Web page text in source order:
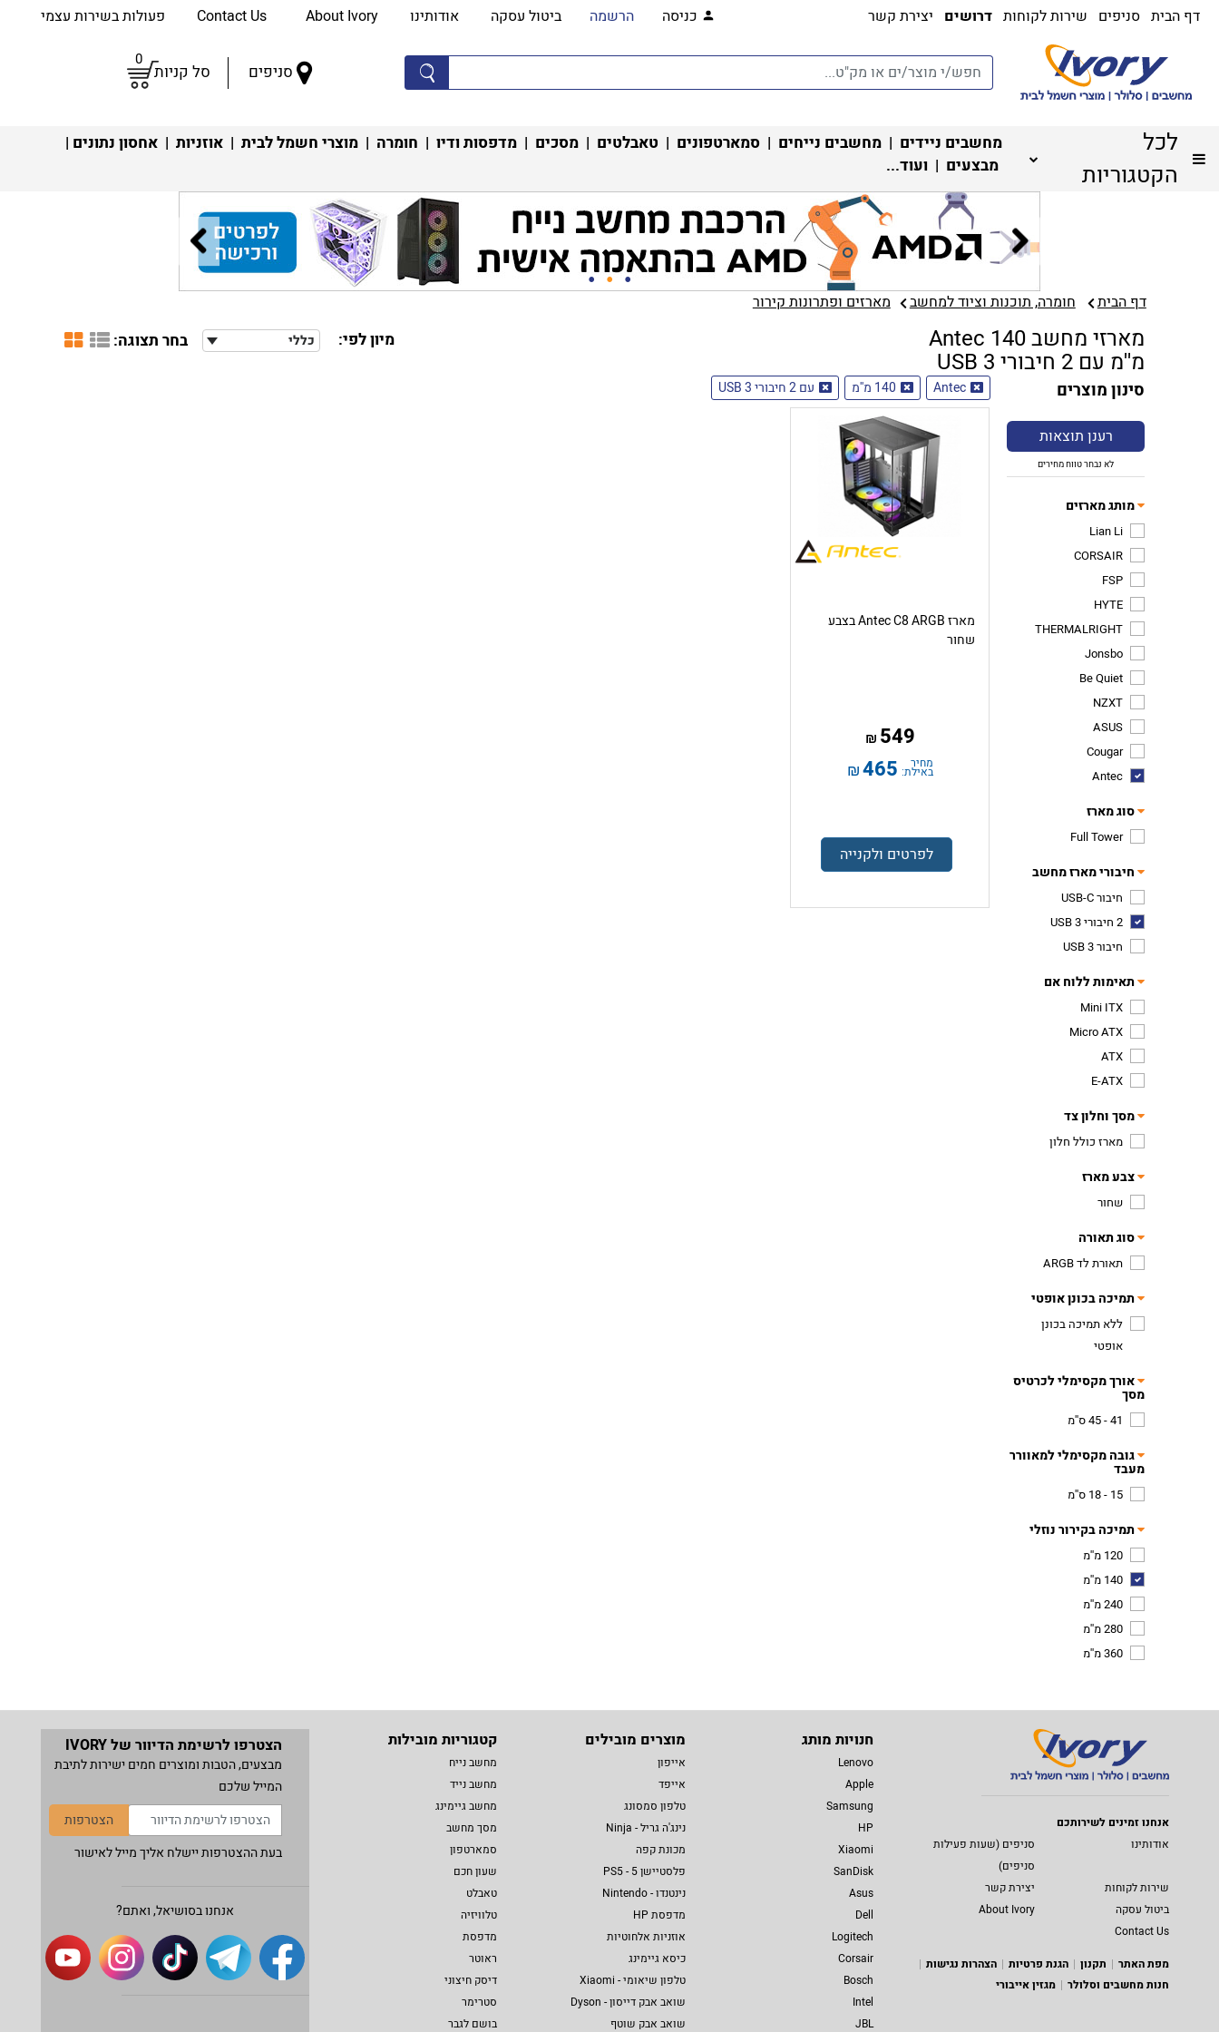
דף הבית סניפים שירות לקוחות דרושים יצירת קשר כניסה הרשמה ביטול עסקה אודותינו About Ivory פעולות בשירות עצמי
סניפים סל קניות
0
לכל
הקטגוריות
מחשבים ניידים | מחשבים נייחים | סמארטפונים | טאבלטים | מסכים | מדפסות ודיו | חומרה | מוצרי חשמל לבית | אוזניות | אחסון נתונים |
מבצעים | ועוד...
דף הבית חומרה, תוכנות וציוד למחשב מארזים ופתרונות קירור‏
מארזי מחשב Antec 140
מ''מ עם 2 חיבורי USB 3
מיון לפי: כללי בחר תצוגה:
סינון מוצרים
רענן תוצאות
לא נבחר טווח מחירים
מותג מארזים
Lian Li
CORSAIR
FSP
HYTE
THERMALRIGHT
Jonsbo
Be Quiet
NZXT
ASUS
Cougar
Antec
סוג מארז
Full Tower
חיבורי מארז מחשב
חיבור USB-C
2 חיבורי USB 3
חיבור USB 3
תאימות ללוח אם
Mini ITX
Micro ATX
ATX
E-ATX
מסך וחלון צד
מארז כולל חלון
צבע מארז
שחור
סוג תאורה
תאורת לד ARGB
תמיכה בכונן אופטי
ללא תמיכה בכונן
אופטי
אורך מקסימלי לכרטיס
מסך
41 - 45 ס''מ
גובה מקסימלי למאוורר
מעבד
15 - 18 ס''מ
תמיכה בקירור נוזלי
120 מ''מ
140 מ''מ
240 מ''מ
280 מ''מ
360 מ''מ
Antec 140 מ''מ עם 2 חיבורי USB 3
מארז Antec C8 ARGB בצבע
שחור
549
₪
מחיר
באילת: 465
₪
לפרטים ולקנייה
אנחנו זמינים לשירותכם
אודותינו
סניפים (שעות פעילות
סניפים)
שירות לקוחות
יצירת קשר
ביטול עסקה
About Ivory
Contact Us
מפת האתר
תקנון הגנת פרטיות
הצהרות נגישות
חנות מחשבים וסלולר
מגזין אייבורי
חנויות מותג
Lenovo
Apple
Samsung
HP
Xiaomi
SanDisk
Asus
Dell
Logitech
Corsair
Bosch
Intel
JBL
מוצרים מובילים
אייפון
אייפד
טלפון סמסונג
נינג'ה גריל - Ninja
מכונת קפה
פלסטיישן 5 - PS5
נינטנדו - Nintendo
מדפסת HP
אוזניות אלחוטיות
כיסא גיימינג
טלפון שיאומי - Xiaomi
שואב אבק דייסון - Dyson
שואב אבק שוטף
קטגוריות מובילות
מחשב נייח
מחשב נייד
מחשב גיימינג
מסך מחשב
סמארטפון
שעון חכם
טאבלט
טלוויזיה
מדפסת
ראוטר
דיסק חיצוני
סטרימר
בושם לגבר
הצטרפו לרשימת הדיוור של IVORY
מבצעים, הטבות ומוצרים חמים ישירות לתיבת
המייל שלכם
הצטרפות
בעת ההצטרפות יישלח אליך מייל לאישור
אנחנו בסושיאל, ואתם?